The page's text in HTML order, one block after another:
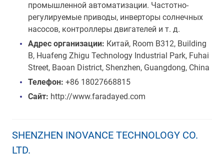
промышленной автоматизации. Частотно-
регулируемые приводы, инверторы солнечных
насосов, контроллеры двигателей и т. д.
Адрес организации: Китай, Room B312, Building
B, Huafeng Zhigu Technology Industrial Park, Fuhai
Street, Baoan District, Shenzhen, Guangdong, China
Телефон: +86 18027668815
Сайт: http://www.faradayed.com
SHENZHEN INOVANCE TECHNOLOGY CO.
LTD.